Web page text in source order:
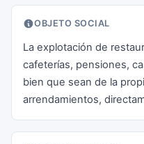
OBJETO SOCIAL
La explotación de
cafeterías, pensiones,
bien que sean de la
arrendamientos,